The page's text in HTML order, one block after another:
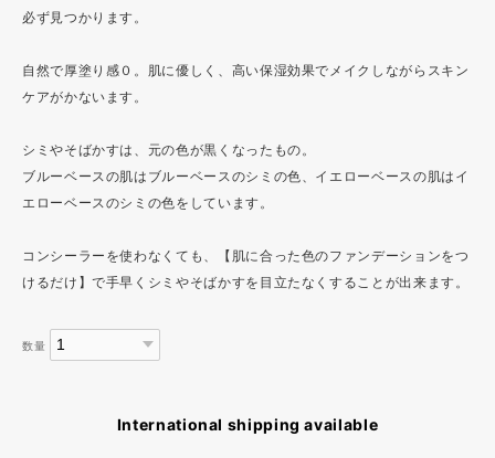
必ず見つかります。
自然で厚塗り感０。肌に優しく、高い保湿効果でメイクしながらスキン
ケアがかないます。
シミやそばかすは、元の色が黒くなったもの。
ブルーベースの肌はブルーベースのシミの色、イエローベースの肌はイ
エローベースのシミの色をしています。
コンシーラーを使わなくても、【肌に合った色のファンデーションをつ
けるだけ】で手早くシミやそばかすを目立たなくすることが出来ます。
数量
International shipping available